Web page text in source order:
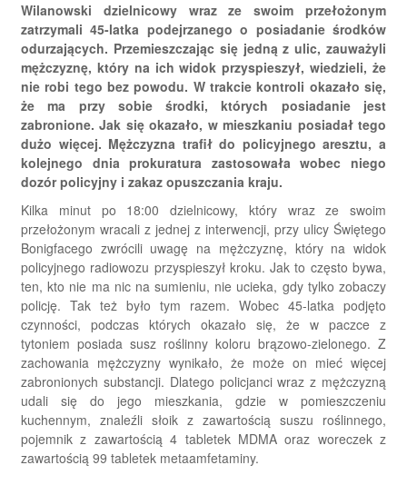
Wilanowski dzielnicowy wraz ze swoim przełożonym
zatrzymali 45-latka podejrzanego o posiadanie środków
odurzających. Przemieszczając się jedną z ulic, zauważyli
mężczyznę, który na ich widok przyspieszył, wiedzieli, że
nie robi tego bez powodu. W trakcie kontroli okazało się,
że ma przy sobie środki, których posiadanie jest
zabronione. Jak się okazało, w mieszkaniu posiadał tego
dużo więcej. Mężczyzna trafił do policyjnego aresztu, a
kolejnego dnia prokuratura zastosowała wobec niego
dozór policyjny i zakaz opuszczania kraju.
Kilka minut po 18:00 dzielnicowy, który wraz ze swoim
przełożonym wracali z jednej z interwencji, przy ulicy Świętego
Bonigfacego zwrócili uwagę na mężczyznę, który na widok
policyjnego radiowozu przyspieszył kroku. Jak to często bywa,
ten, kto nie ma nic na sumieniu, nie ucieka, gdy tylko zobaczy
policję. Tak też było tym razem. Wobec 45-latka podjęto
czynności, podczas których okazało się, że w paczce z
tytoniem posiada susz roślinny koloru brązowo-zielonego. Z
zachowania mężczyzny wynikało, że może on mieć więcej
zabronionych substancji. Dlatego policjanci wraz z mężczyzną
udali się do jego mieszkania, gdzie w pomieszczeniu
kuchennym, znaleźli słoik z zawartością suszu roślinnego,
pojemnik z zawartością 4 tabletek MDMA oraz woreczek z
zawartością 99 tabletek metaamfetaminy.